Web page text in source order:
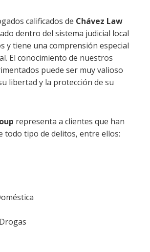
calificados de Chávez Law
dentro del sistema judicial local
y tiene una comprensión especial
El conocimiento de nuestros
puede ser muy valioso
libertad y la protección de su
representa a clientes que han
todo tipo de delitos, entre ellos: